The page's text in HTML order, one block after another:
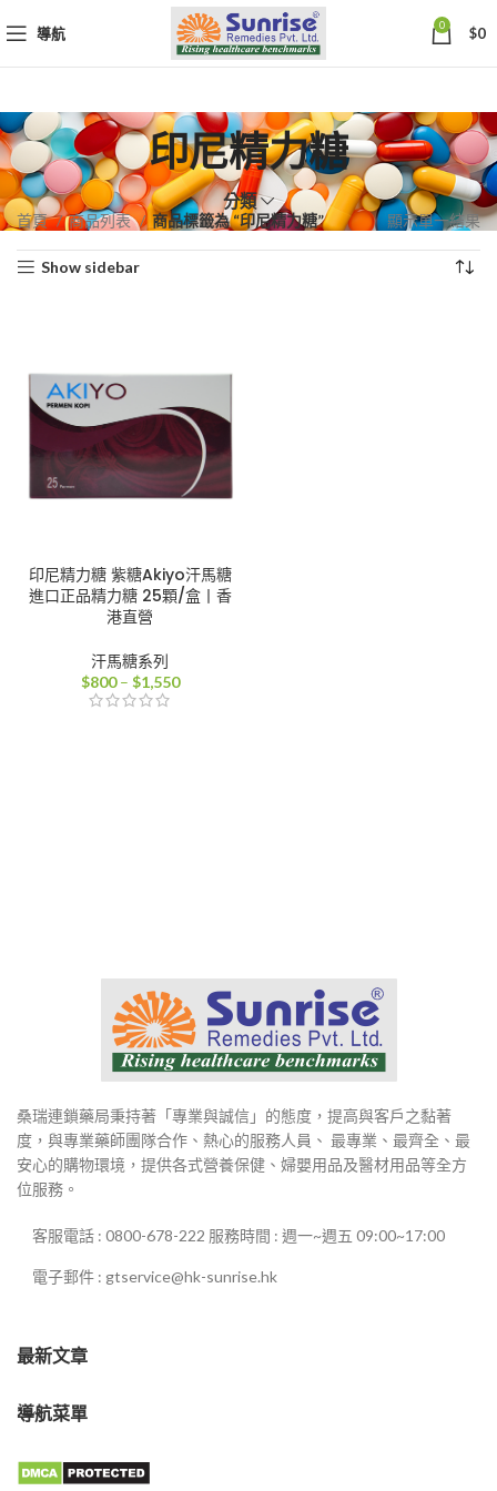
導航 0 $0
印尼精力糖
分類
首頁 商品列表 商品標籤為 “印尼精力糖” 顯示單一結果
Show sidebar
印尼精力糖 紫糖Akiyo汗馬糖
進口正品精力糖 25顆/盒丨香
港直營
汗馬糖系列
$800 – $1,550價
桑瑞連鎖藥局秉持著「專業與誠信」的態度，提高與客戶之黏著
度，與專業藥師團隊合作、熱心的服務人員、 最專業、最齊全、最
安心的購物環境，提供各式營養保健、婦嬰用品及醫材用品等全方
位服務。
客服電話 : 0800-678-222 服務時間 : 週一~週五 09:00~17:00
電子郵件 : gtservice@hk-sunrise.hk
最新文章
導航菜單